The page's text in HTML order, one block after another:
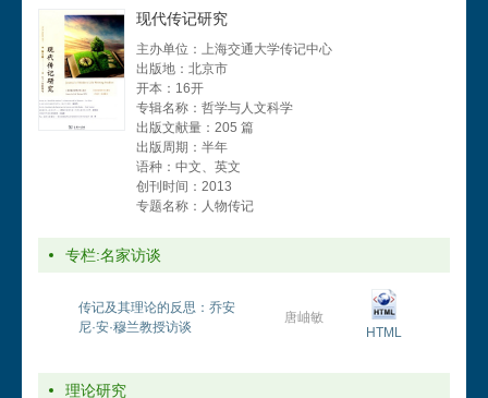
现代传记研究
主办单位：上海交通大学传记中心
出版地：北京市
开本：16开
专辑名称： 哲学与人文科学
出版文献量：205 篇
出版周期：半年
语种：中文、英文
创刊时间：2013
专题名称：人物传记
专栏:名家访谈
传记及其理论的反思：乔安
尼·安·穆兰教授访谈
唐岫敏
HTML
理论研究